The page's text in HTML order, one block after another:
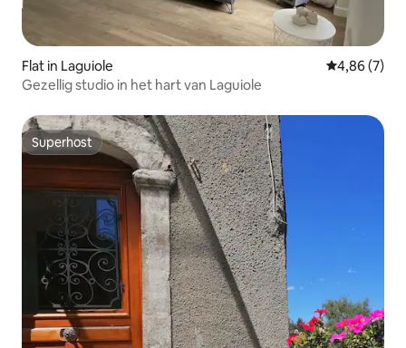
Flat in Laguiole Gemiddelde
4,86 (7)
Gezellig studio in het hart van Laguiole
Superhost
Superhost